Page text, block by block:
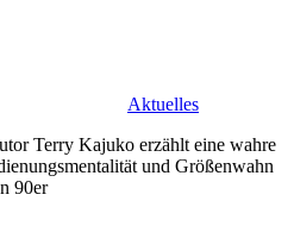
Aktuelles
Terry Kajuko erzählt eine wahre
und Größenwahn
90er